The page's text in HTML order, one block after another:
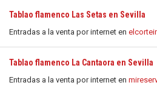
Tablao flamenco Las Setas en Sevilla
Entradas a la venta por internet en
Tablao flamenco La Cantaora en Sevilla
Entradas a la venta por internet en